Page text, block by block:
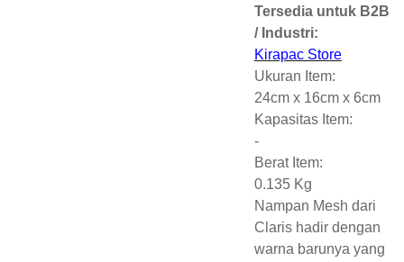
Tersedia untuk B2B
/ Industri:
Kirapac Store
Ukuran Item:
24cm x 16cm x 6cm
Kapasitas Item:
-
Berat Item:
0.135 Kg
Nampan Mesh dari
Claris hadir dengan
warna barunya yang